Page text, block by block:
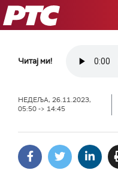
РТС
Читај ми!
НЕДЕЉА, 26.11.2023,
05:50 -> 14:45